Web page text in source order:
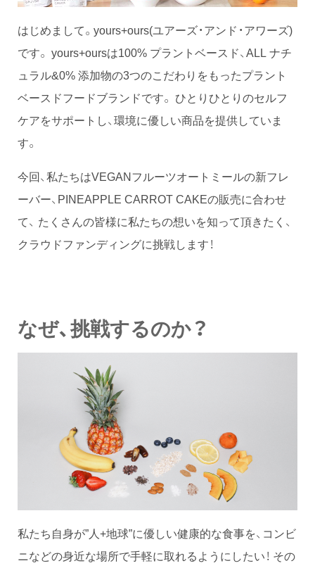
はじめまして。yours+ours(ユアーズ・アンド・アワーズ)
です。 yours+oursは100% プラントベースド、ALL ナチ
ュラル&0% 添加物の3つのこだわりをもったプラント
ベースドフードブランドです。 ひとりひとりのセルフ
ケアをサポートし、環境に優しい商品を提供していま
す。
今回、私たちはVEGANフルーツオートミールの新フレ
ーバー、PINEAPPLE CARROT CAKEの販売に合わせ
て、 たくさんの皆様に私たちの想いを知って頂きたく、
クラウドファンディングに挑戦します！
なぜ、挑戦するのか？
私たち自身が”人+地球”に優しい健康的な食事を、コンビ
ニなどの身近な場所で手軽に取れるようにしたい！ その